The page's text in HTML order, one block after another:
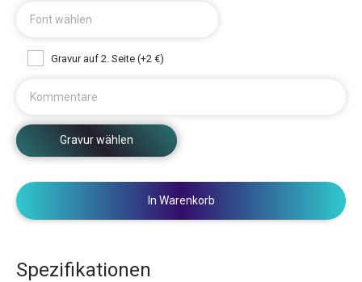
Font wählen
Gravur auf 2. Seite (+2 €)
Kommentare
Gravur wählen
In Warenkorb
Spezifikationen